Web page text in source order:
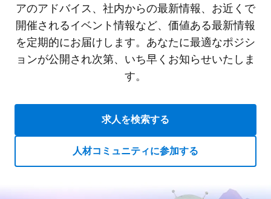
アのアドバイス、社内からの最新情報、お近くで
開催されるイベント情報など、価値ある最新情報
を定期的にお届けします。あなたに最適なポジシ
ョンが公開され次第、いち早くお知らせいたしま
す。
求人を検索する
人材コミュニティに参加する